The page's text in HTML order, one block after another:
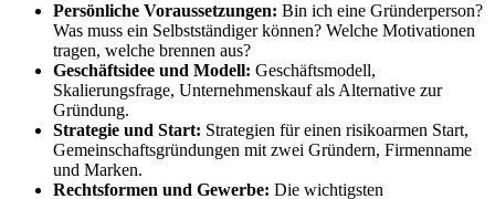
Persönliche Voraussetzungen: Bin ich eine Gründerperson?
Was muss ein Selbstständiger können? Welche Motivationen
tragen, welche brennen aus?
Geschäftsidee und Modell: Geschäftsmodell,
Skalierungsfrage, Unternehmenskauf als Alternative zur
Gründung.
Strategie und Start: Strategien für einen risikoarmen Start,
Gemeinschaftsgründungen mit zwei Gründern, Firmenname
und Marken.
Rechtsformen und Gewerbe: Die wichtigsten